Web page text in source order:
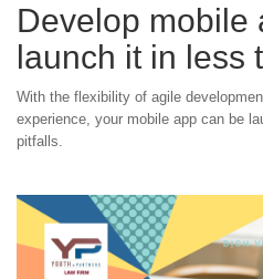
Develop mobile
launch it in less
With the flexibility of agile
experience, your mobile app can be
pitfalls.